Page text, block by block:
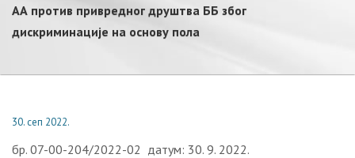
АА против привредног друштва ББ због
дискриминације на основу пола
30. сеп 2022.
бр. 07-00-204/2022-02 датум: 30. 9. 2022.